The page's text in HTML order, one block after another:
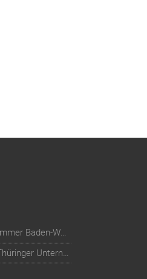
Digitalisierung der Mitglieder-Services bei der Landesapothekerkammer Baden-Württemberg
Teilnehmer-Management für mehr als 10.000 Läufer beim "RUN Thüringer Unternehmenslauf"